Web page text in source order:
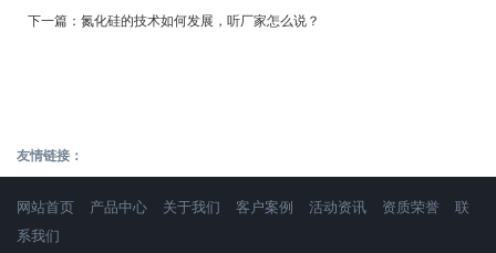
下一篇： 氮化硅的技术如何发展，听厂家怎么说？
友情链接：
网站首页 产品中心 关于我们 客户案例 活动资讯 资质荣誉
联
系我们